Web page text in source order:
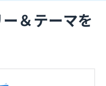
値算出機能も標準搭載し
て、「働き方の見える
タ活用」を可能にしま
＆テーマを